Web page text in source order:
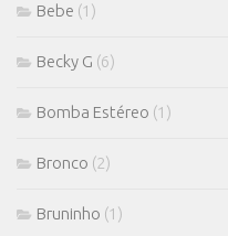
Bebe (1)
Becky G (6)
Bomba Estéreo (1)
Bronco (2)
Bruninho (1)